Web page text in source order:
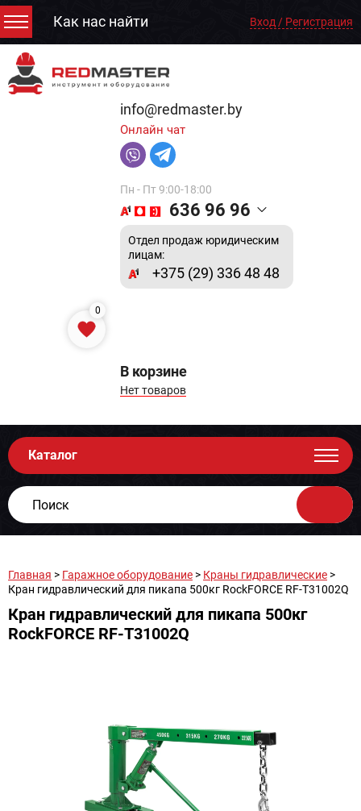
Как нас найти Вход / Регистрация
info@redmaster.by
Онлайн чат
Пн - Пт 9:00-18:00
636 96 96
Отдел продаж юридическим
лицам:
+375 (29) 336 48 48
0
В корзине
Нет товаров
Каталог
Главная > Гаражное оборудование > Краны гидравлические >
Кран гидравлический для пикапа 500кг RockFORCE RF-T31002Q
Кран гидравлический для пикапа 500кг
RockFORCE RF-T31002Q